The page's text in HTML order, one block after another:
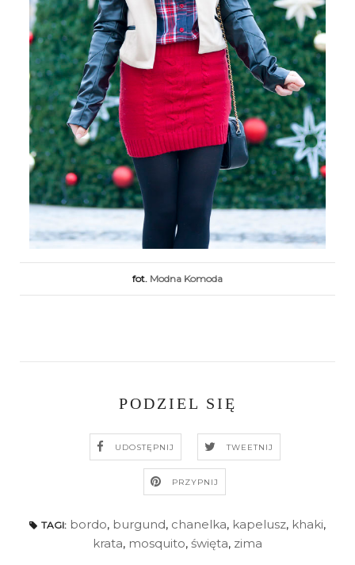
fot. Modna Komoda
PODZIEL SIĘ
UDOSTĘPNIJ TWEETNIJ
PRZYPNIJ
TAGI: bordo, burgund, chanelka, kapelusz, khaki,
krata, mosquito, święta, zima